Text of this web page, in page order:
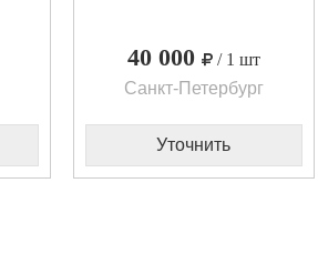
40 000
/ 1 шт
Санкт-Петербург
Уточнить